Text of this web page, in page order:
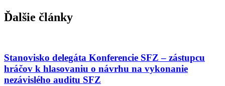
Ďalšie články
Stanovisko delegáta Konferencie SFZ – zástupcu
hráčov k hlasovaniu o návrhu na vykonanie
nezávislého auditu SFZ